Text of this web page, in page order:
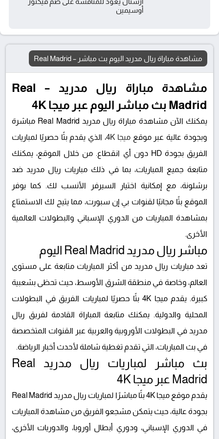
أوسيمين
مشاهدة مباراة ريال مدريد اليوم بث مباشر – Real Madrid
مشاهدة مباراة ريال مدريد – Real
Madrid بث مباشر اليوم عبر ميجا 4K
يمكنك الآن مشاهدة مباراة ريال مدريد Real Madrid مباشرة
وبجودة عالية عبر موقعميجا 4K
، الذي يقدم بثًا حصريًا لمباريات
الفريق بجودة HD دون أي انقطاع. من خلال الموقع، يمكنك
متابعة جميع المباريات، بما في ذلك مباريات ريال مدريد ضد
برشلونة، مع إمكانية اختيار السيرفر الأنسب لك. كما يوفر
الموقع بثًا مجانيًا لقنوات بي إن سبورت، مما يتيح لك الاستمتاع
بمشاهدة المباريات من الدوري الإسباني والبطولات العالمية
الأخرى.
مباشر ريال مدريد Real Madrid اليوم
تعد مباريات ريال مدريد من أكثر المباريات متابعة على مستوى
العالم، وخاصة في منطقة الشرق الأوسط، حيث تحظى بشعبية
كبيرة. يقدم ميجا 4K بثًا حصريًا لمباريات الفريق في البطولات
المحلية والدولية. يمكنك متابعة المباراة القادمة لفريق ريال
مدريد في البطولات الأوروبية والعربية عبر القنوات المتخصصة
في بث المباريات، التي تقدم تغطية شاملة لأحدث أخبار الرياضة.
بث مباشر لمباريات ريال مدريد Real
Madrid عبر ميجا 4K
يقدم موقع ميجا 4K بثًا مباشرًا لمباريات ريال مدريد Real Madrid
بجودة عالية، حيث يتمكن مشجعو الفريق من مشاهدة المباريات
في الدوري الإسباني، ودوري أبطال أوروبا، والدوريات الأخرى،